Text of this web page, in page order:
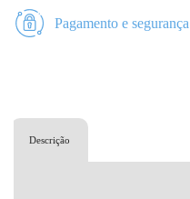
Pagamento e segurança
Descrição